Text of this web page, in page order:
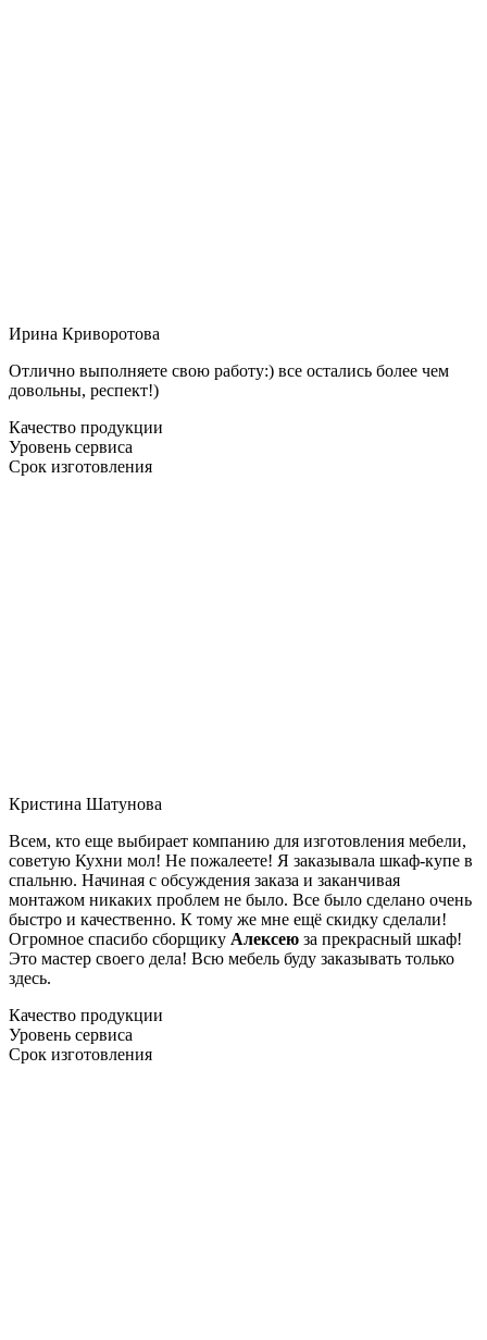
Ирина Криворотова
Отлично выполняете свою работу:) все остались более чем
довольны, респект!)
Качество продукции
Уровень сервиса
Срок изготовления
Кристина Шатунова
Всем, кто еще выбирает компанию для изготовления мебели,
советую Кухни мол! Не пожалеете! Я заказывала шкаф-купе в
спальню. Начиная с обсуждения заказа и заканчивая
монтажом никаких проблем не было. Все было сделано очень
быстро и качественно. К тому же мне ещё скидку сделали!
Огромное спасибо сборщику Алексею за прекрасный шкаф!
Это мастер своего дела! Всю мебель буду заказывать только
здесь.
Качество продукции
Уровень сервиса
Срок изготовления